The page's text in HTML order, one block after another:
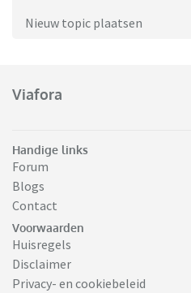
Nieuw topic plaatsen
Viafora
Handige links
Forum
Blogs
Contact
Voorwaarden
Huisregels
Disclaimer
Privacy- en cookiebeleid